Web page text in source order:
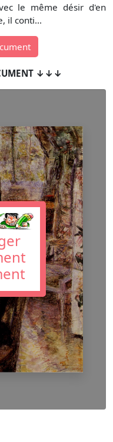
le même désir d'en
il conti...
↓↓↓